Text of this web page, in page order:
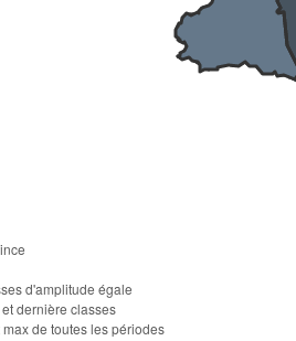
d'amplitude égale​
dernière classes
de toutes les périodes